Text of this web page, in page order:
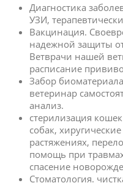
Диагностика
УЗИ,
Вакцинация.
надежной защиты
Ветврачи нашей
расписание
Забор
ветеринар
анализ.
стерилизация
собак,
растяжениях,
помощь при
спасение
Стоматология.